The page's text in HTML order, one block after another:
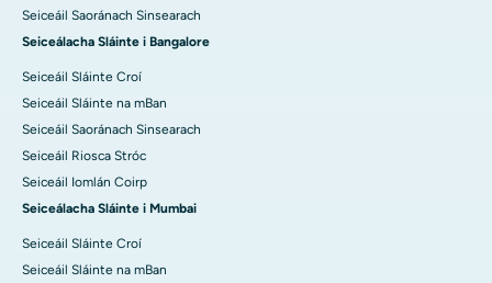
Seiceáil Saoránach Sinsearach
Seiceálacha Sláinte i Bangalore
Seiceáil Sláinte Croí
Seiceáil Sláinte na mBan
Seiceáil Saoránach Sinsearach
Seiceáil Riosca Stróc
Seiceáil Iomlán Coirp
Seiceálacha Sláinte i Mumbai
Seiceáil Sláinte Croí
Seiceáil Sláinte na mBan